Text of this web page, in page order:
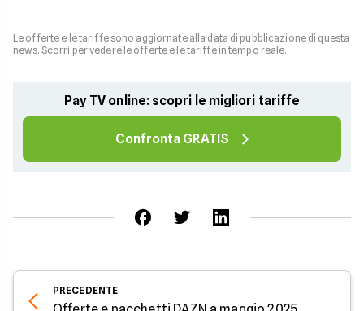
Le offerte e le tariffe sono aggiornate alla data di pubblicazione di questa
news. Scorri per vedere le offerte e le tariffe in tempo reale.
Pay TV online: scopri le migliori tariffe
Confronta GRATIS
PRECEDENTE